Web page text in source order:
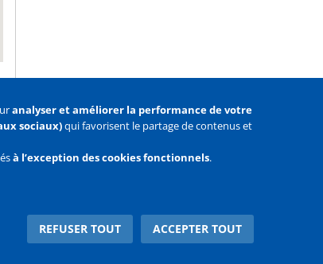
analyser et améliorer la performance de votre
sociaux)qui favorisent le partage de contenus et
à l’exception des cookies fonctionnels.
ACCEPTER TOUT
REFUSER TOUT